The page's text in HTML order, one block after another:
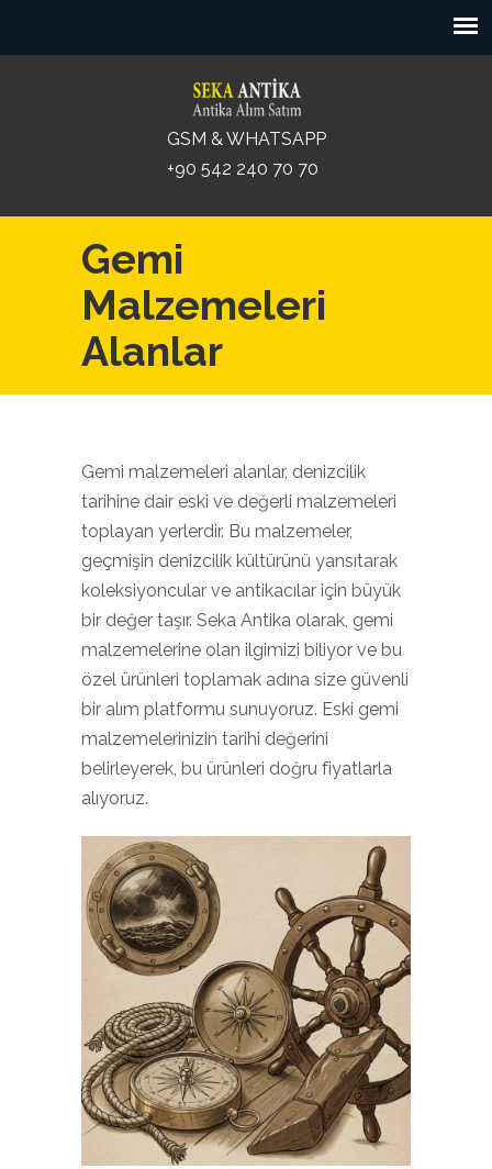
GSM & WHATSAPP
+90 542 240 70 70
Gemi
Malzemeleri
Alanlar
Gemi malzemeleri alanlar, denizcilik
tarihine dair eski ve değerli malzemeleri
toplayan yerlerdir. Bu malzemeler,
geçmişin denizcilik kültürünü yansıtarak
koleksiyoncular ve antikacılar için büyük
bir değer taşır. Seka Antika olarak, gemi
malzemelerine olan ilgimizi biliyor ve bu
özel ürünleri toplamak adına size güvenli
bir alım platformu sunuyoruz. Eski gemi
malzemelerinizin tarihi değerini
belirleyerek, bu ürünleri doğru fiyatlarla
alıyoruz.